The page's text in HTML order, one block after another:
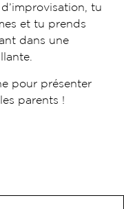
tu
et tu prends
dans une
pour présenter
parents !